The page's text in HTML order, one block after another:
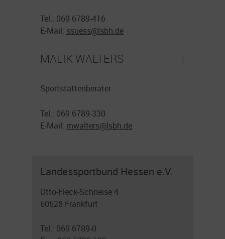
Tel.: 069 6789-416
E-Mail: ssuess@lsbh.de
MALIK WALTERS
Sportstättenberater
Tel.: 069 6789-330
E-Mail: mwalters@lsbh.de
Landessportbund Hessen e.V.
Otto-Fleck-Schneise 4
60528 Frankfurt
Tel.: 069 6789-0